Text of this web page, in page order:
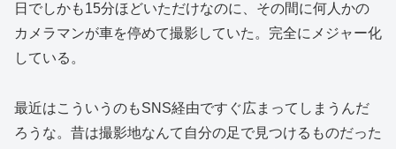
日でしかも15分ほどいただけなのに、その間に何人かの
カメラマンが車を停めて撮影していた。完全にメジャー化
している。
最近はこういうのもSNS経由ですぐ広まってしまうんだ
ろうな。昔は撮影地なんて自分の足で見つけるものだった